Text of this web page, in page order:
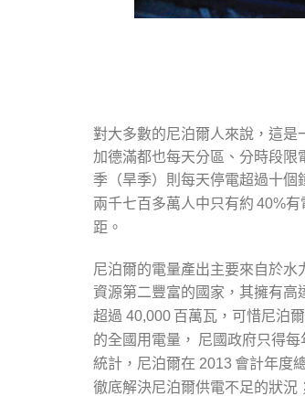
對大多數的尼泊爾人來說，這
加德滿都也每天分區、分時段
季（旱季）則每天停電超過十
兩千七百多萬人中只有約 40%有
距。
尼泊爾的電量產出主要來自於
資源第二豐富的國家，其擁有高
超過 40,000 百萬瓦，可惜尼泊
的全國用電量， 尼國政府只得
統計，尼泊爾在 2013 會計年度
徹底解決尼泊爾供電不足的狀